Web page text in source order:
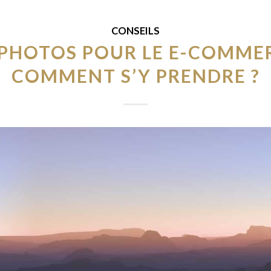
CONSEILS
POUR LE E-
COMMENT S’Y PRENDRE ?